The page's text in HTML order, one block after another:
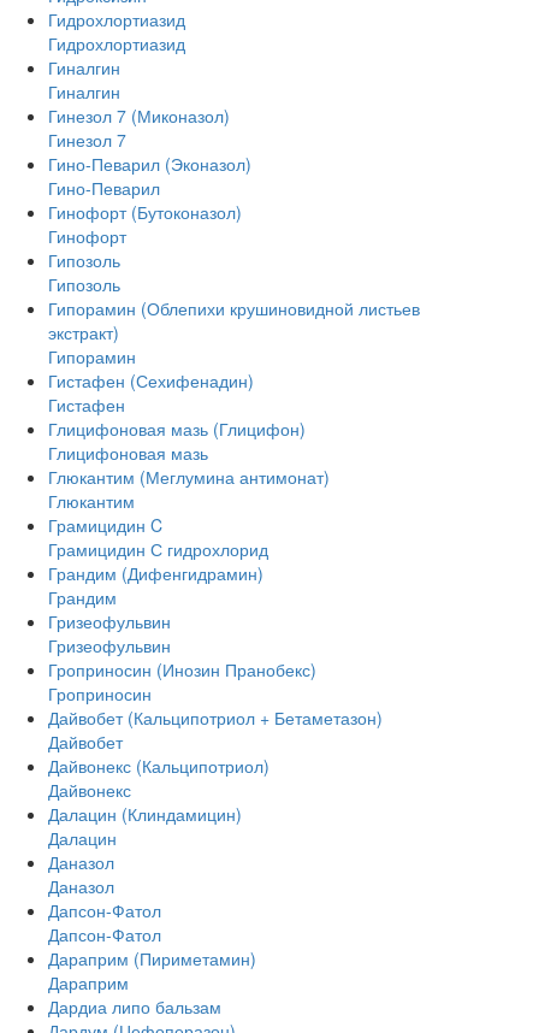
Гидрохлортиазид
Гидрохлортиазид
Гиналгин
Гиналгин
Гинезол 7 (Миконазол)
Гинезол 7
Гино-Певарил (Эконазол)
Гино-Певарил
Гинофорт (Бутоконазол)
Гинофорт
Гипозоль
Гипозоль
Гипорамин (Облепихи крушиновидной листьев
экстракт)
Гипорамин
Гистафен (Сехифенадин)
Гистафен
Глицифоновая мазь (Глицифон)
Глицифоновая мазь
Глюкантим (Меглумина антимонат)
Глюкантим
Грамицидин C
Грамицидин С гидрохлорид
Грандим (Дифенгидрамин)
Грандим
Гризеофульвин
Гризеофульвин
Гроприносин (Инозин Пранобекс)
Гроприносин
Дайвобет (Кальципотриол + Бетаметазон)
Дайвобет
Дайвонекс (Кальципотриол)
Дайвонекс
Далацин (Клиндамицин)
Далацин
Даназол
Даназол
Дапсон-Фатол
Дапсон-Фатол
Дараприм (Пириметамин)
Дараприм
Дардиа липо бальзам